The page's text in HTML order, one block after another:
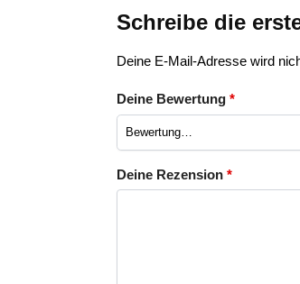
Schreibe die
Deine E-Mail-Adresse wird
Deine Bewertung *
Deine Rezension *